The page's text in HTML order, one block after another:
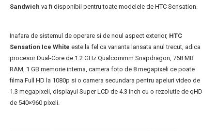
Sandwich va fi disponibil pentru toate modelele de HTC Sensation.
Inafara de sistemul de operare si de noul aspect exterior, HTC
Sensation Ice White este la fel ca varianta lansata anul trecut, adica
procesor Dual-Core de 1.2 GHz Qualcommm Snapdragon, 768 MB
RAM, 1 GB memorie interna, camera foto de 8 megapixeli ce poate
filma Full HD la 1080p si o camera secundara pentru apeluri video de
1.3 megapixeli, displayul Super LCD de 4.3 inch cu o rezolutie de qHD
de 540×960 pixeli.